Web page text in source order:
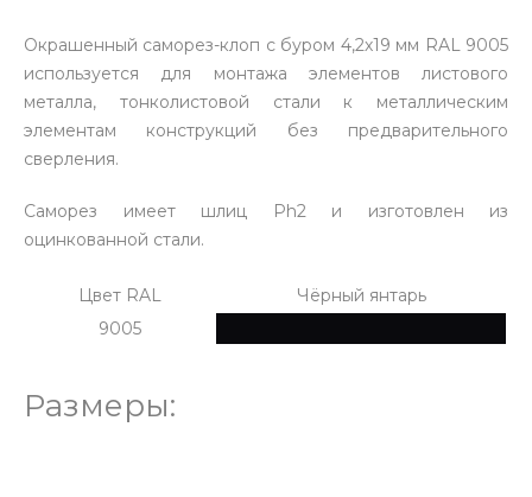
Окрашенный саморез-клоп с буром 4,2х19 мм RAL 9005
используется для монтажа элементов листового
металла, тонколистовой стали к металлическим
элементам конструкций без предварительного
сверления.
Саморез имеет шлиц Ph2 и изготовлен из
оцинкованной стали.
Цвет RAL
Чёрный янтарь
9005
Размеры: